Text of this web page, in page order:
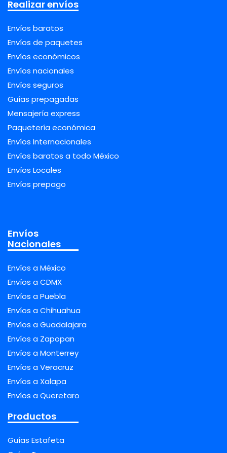
Realizar envíos
Envíos baratos
Envíos de paquetes
Envíos económicos
Envíos nacionales
Envíos seguros
Guías prepagadas
Mensajería express
Paquetería económica
Envíos Internacionales
Envíos baratos a todo México
Envíos Locales
Envíos prepago
Envíos
Nacionales
Envíos a México
Envíos a CDMX
Envíos a Puebla
Envíos a Chihuahua
Envíos a Guadalajara
Envíos a Zapopan
Envíos a Monterrey
Envíos a Veracruz
Envíos a Xalapa
Envíos a Queretaro
Productos
Guías Estafeta